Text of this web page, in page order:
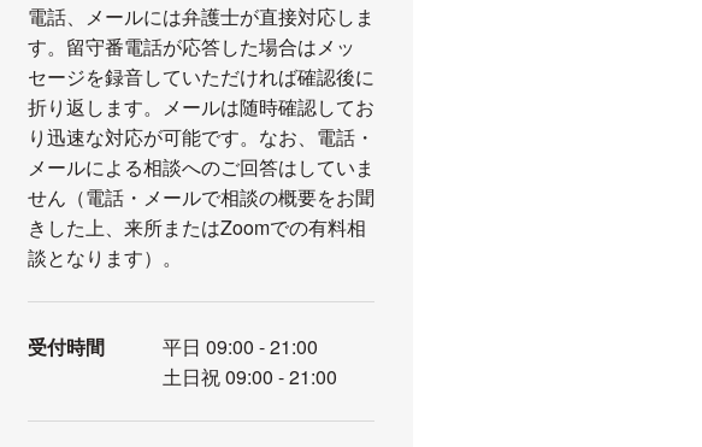
電話、メールには弁護士が直接対応しま
す。留守番電話が応答した場合はメッ
セージを録音していただければ確認後に
折り返します。メールは随時確認してお
り迅速な対応が可能です。なお、電話・
メールによる相談へのご回答はしていま
せん（電話・メールで相談の概要をお聞
きした上、来所またはZoomでの有料相
談となります）。
受付時間
平日 09:00 - 21:00
土日祝 09:00 - 21:00